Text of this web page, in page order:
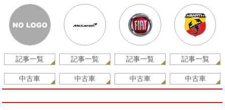
記事一覧
中古車
記事一覧
中古車
記事一覧
中古車
記事一覧
中古車